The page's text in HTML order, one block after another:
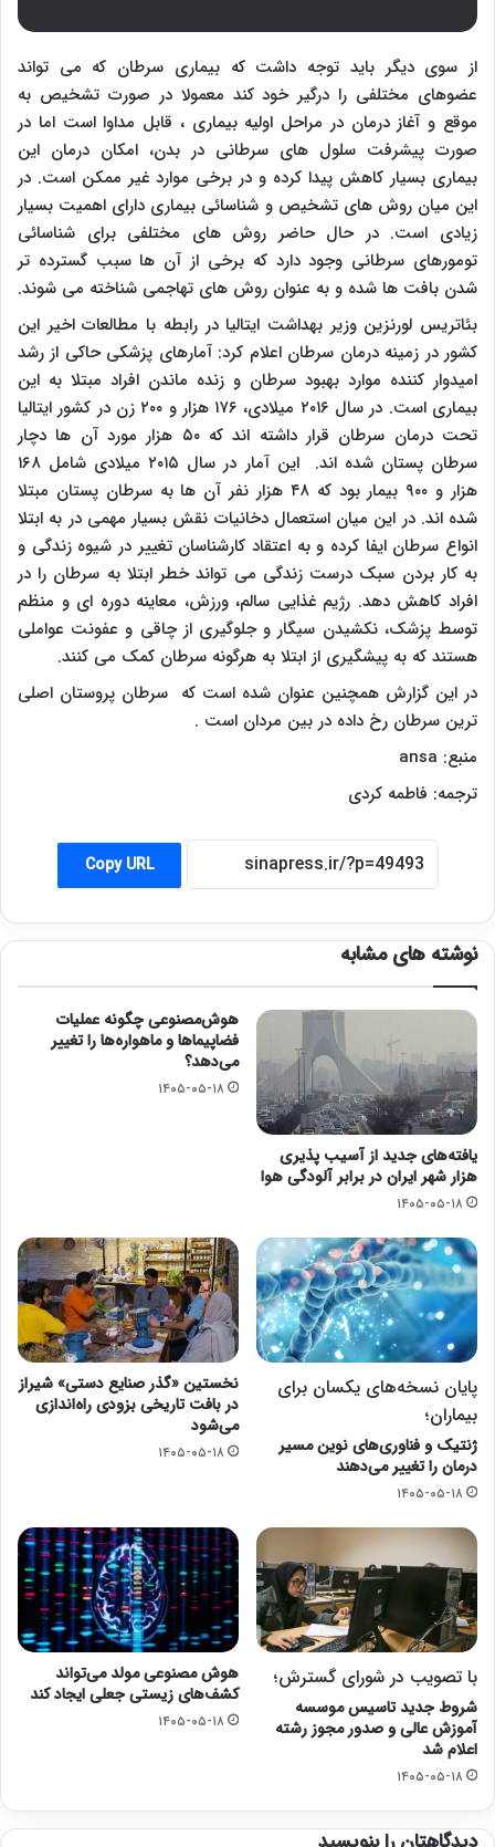
از سوی دیگر باید توجه داشت که بیماری سرطان که می تواند
عضوهای مختلفی را درگیر خود کند معمولا در صورت تشخیص به
موقع و آغاز درمان در مراحل اولیه بیماری ، قابل مداوا است اما در
صورت پیشرفت سلول های سرطانی در بدن، امکان درمان این
بیماری بسیار کاهش پیدا کرده و در برخی موارد غیر ممکن است. در
این میان روش های تشخیص و شناسائی بیماری دارای اهمیت بسیار
زیادی است. در حال حاضر روش های مختلفی برای شناسائی
تومورهای سرطانی وجود دارد که برخی از آن ها سبب گسترده تر
شدن بافت ها شده و به عنوان روش های تهاجمی شناخته می شوند.
بئاتریس لورنزین وزیر بهداشت ایتالیا در رابطه با مطالعات اخیر این
کشور در زمینه درمان سرطان اعلام کرد: آمارهای پزشکی حاکی از رشد
امیدوار کننده موارد بهبود سرطان و زنده ماندن افراد مبتلا به این
بیماری است. در سال ۲۰۱۶ میلادی، ۱۷۶ هزار و ۲۰۰ زن در کشور ایتالیا
تحت درمان سرطان قرار داشته اند که ۵۰ هزار مورد آن ها دچار
سرطان پستان شده اند. این آمار در سال ۲۰۱۵ میلادی شامل ۱۶۸
هزار و ۹۰۰ بیمار بود که ۴۸ هزار نفر آن ها به سرطان پستان مبتلا
شده اند. در این میان استعمال دخانیات نقش بسیار مهمی در به ابتلا
انواع سرطان ایفا کرده و به اعتقاد کارشناسان تغییر در شیوه زندگی و
به کار بردن سبک درست زندگی می تواند خطر ابتلا به سرطان را در
افراد کاهش دهد. رژیم غذایی سالم، ورزش، معاینه دوره ای و منظم
توسط پزشک، نکشیدن سیگار و جلوگیری از چاقی و عفونت عواملی
هستند که به پیشگیری از ابتلا به هرگونه سرطان کمک می کنند.
در این گزارش همچنین عنوان شده است که سرطان پروستان اصلی
ترین سرطان رخ داده در بین مردان است .
منبع: ansa
ترجمه: فاطمه کردی
Copy URL
نوشته های مشابه
یافته‌های جدید از آسیب پذیری
هزار شهر ایران در برابر آلودگی هوا
۱۴۰۵-۰۵-۱۸
هوش‌مصنوعی چگونه عملیات
فضاپیماها و ماهواره‌ها را تغییر
می‌دهد؟
۱۴۰۵-۰۵-۱۸
پایان نسخه‌های یکسان برای
بیماران؛
ژنتیک و فناوری‌های نوین مسیر
درمان را تغییر می‌دهند
۱۴۰۵-۰۵-۱۸
نخستین «گذر صنایع دستی» شیراز
در بافت تاریخی بزودی راه‌اندازی
می‌شود
۱۴۰۵-۰۵-۱۸
با تصویب در شورای گسترش؛
شروط جدید تاسیس موسسه
آموزش عالی و صدور مجوز رشته
اعلام شد
۱۴۰۵-۰۵-۱۸
هوش مصنوعی مولد می‌تواند
کشف‌های زیستی جعلی ایجاد کند
۱۴۰۵-۰۵-۱۸